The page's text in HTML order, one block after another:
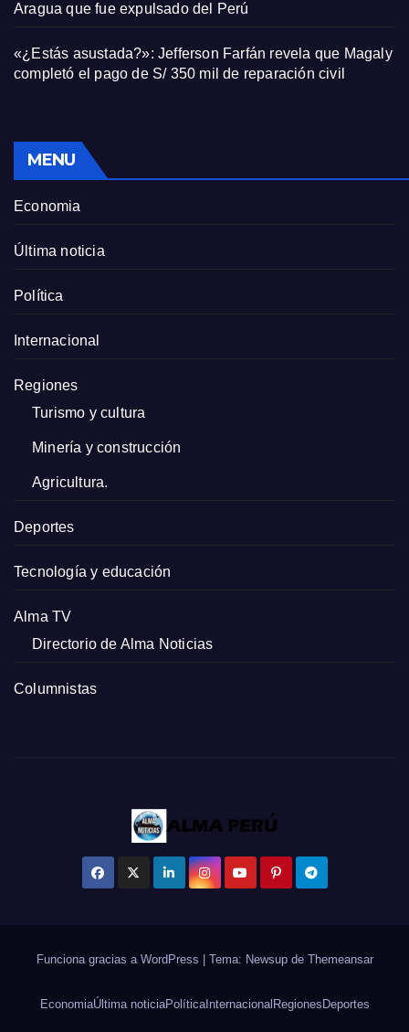
Aragua que fue expulsado del Perú
«¿Estás asustada?»: Jefferson Farfán revela que Magaly
completó el pago de S/ 350 mil de reparación civil
MENU
Economia
Última noticia
Política
Internacional
Regiones
Turismo y cultura
Minería y construcción
Agricultura.
Deportes
Tecnología y educación
Alma TV
Directorio de Alma Noticias
Columnistas
Funciona gracias a WordPress Tema: Newsup de Themeansar
EconomiaÚltima noticiaPolíticaInternacional Regiones Deportes